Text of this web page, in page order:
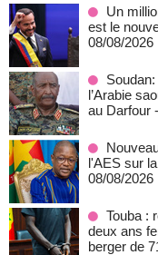
Un
est le
08/08/2026
Soudan:
l’Arabie
au Darfour
l'AES sur
08/08/2026
Touba :
deux ans
berger de